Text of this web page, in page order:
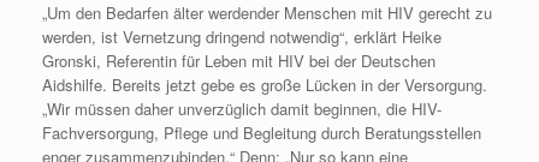
„Um den Bedarfen älter werdender Menschen mit HIV gerecht zu
werden, ist Vernetzung dringend notwendig“, erklärt Heike
Gronski, Referentin für Leben mit HIV bei der Deutschen
Aidshilfe. Bereits jetzt gebe es große Lücken in der Versorgung.
„Wir müssen daher unverzüglich damit beginnen, die HIV-
Fachversorgung, Pflege und Begleitung durch Beratungsstellen
enger zusammenzubinden.“ Denn: „Nur so kann eine